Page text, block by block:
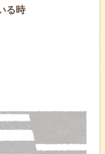
る時